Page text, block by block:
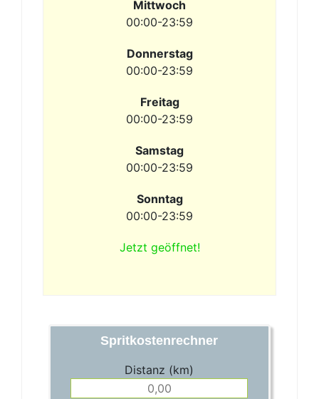
Mittwoch
00:00-23:59
Donnerstag
00:00-23:59
Freitag
00:00-23:59
Samstag
00:00-23:59
Sonntag
00:00-23:59
Jetzt geöffnet!
Spritkostenrechner
Distanz (km)